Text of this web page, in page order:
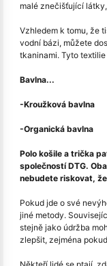
malé znečišťující
Vzhledem k tomu, že
vodní bázi, můžete
tkaninami. Tyto
Bavlna...
-Kroužková bavlna
-Organická bavlna
Polo košile a trička
společností DTG.
nebudete riskovat,
Pokud jde o své
jiné metody.
stejně jako údržba
zlepšit, zejména